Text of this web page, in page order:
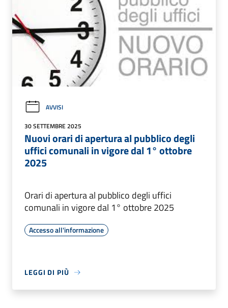
AVVISI
30 SETTEMBRE 2025
Nuovi orari di apertura al pubblico degli
uffici comunali in vigore dal 1° ottobre
2025
Orari di apertura al pubblico degli uffici
comunali in vigore dal 1° ottobre 2025
Accesso all'informazione
LEGGI DI PIÙ